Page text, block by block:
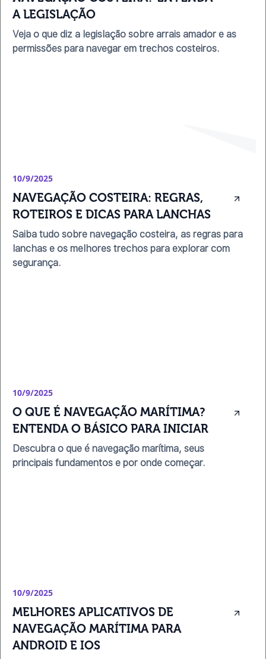
A LEGISLAÇÃO
Veja o que diz a legislação sobre arrais amador e as
permissões para navegar em trechos costeiros.
10/9/2025
NAVEGAÇÃO COSTEIRA: REGRAS,
ROTEIROS E DICAS PARA LANCHAS
Saiba tudo sobre navegação costeira, as regras para
lanchas e os melhores trechos para explorar com
segurança.
10/9/2025
O QUE É NAVEGAÇÃO MARÍTIMA?
ENTENDA O BÁSICO PARA INICIAR
Descubra o que é navegação marítima, seus
principais fundamentos e por onde começar.
10/9/2025
MELHORES APLICATIVOS DE
NAVEGAÇÃO MARÍTIMA PARA
ANDROID E IOS